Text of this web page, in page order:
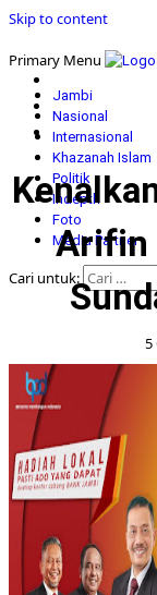
Skip to content
Primary Menu
Jambi
Nasional
Internasional
Khazanah Islam
Politik
Indepth
Foto
Media Partner
Cari untuk:
Arifin
5